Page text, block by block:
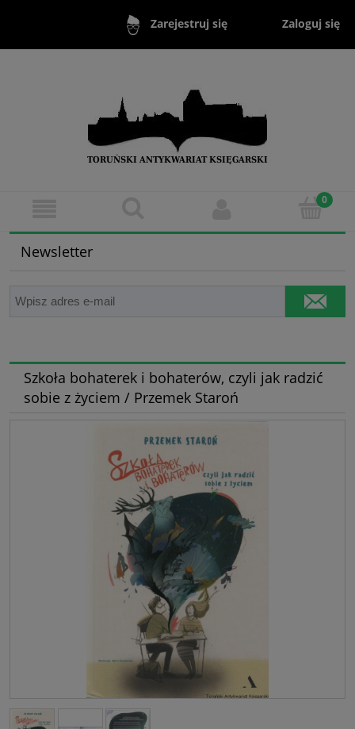
Zarejestruj się Zaloguj się
Newsletter
Szkoła bohaterek i bohaterów, czyli jak radzić
sobie z życiem / Przemek Staroń